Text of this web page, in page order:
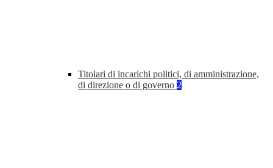
Titolari di incarichi politici, di amministrazione,
di direzione o di governo 2